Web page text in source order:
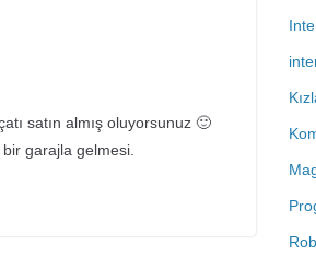
satın almış oluyorsunuz 🙂
bir garajla gelmesi.